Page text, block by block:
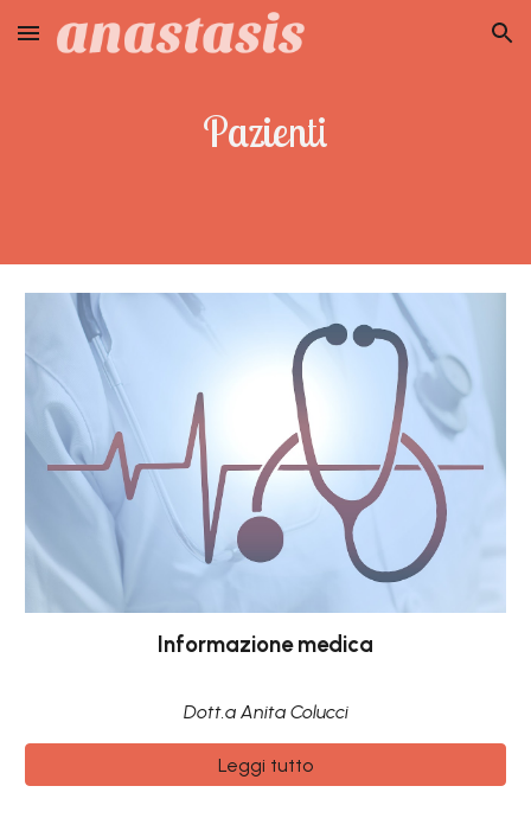
Skip to main content Skip to navigation
Pazienti
Informazione medica
Dott.a Anita Colucci
Leggi tutto